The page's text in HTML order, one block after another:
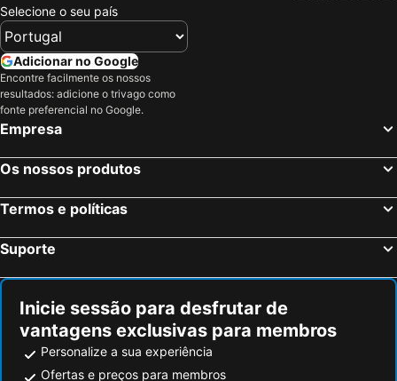
Selecione o seu país
Adicionar no Google
Encontre facilmente os nossos
resultados: adicione o trivago como
fonte preferencial no Google.
Empresa
Os nossos produtos
Termos e políticas
Suporte
Inicie sessão para desfrutar de
vantagens exclusivas para membros
Personalize a sua experiência
Ofertas e preços para membros